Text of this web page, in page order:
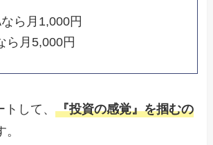
ら月1,000円
ら月5,000円
トして、『投資の感覚』を掴むの
。